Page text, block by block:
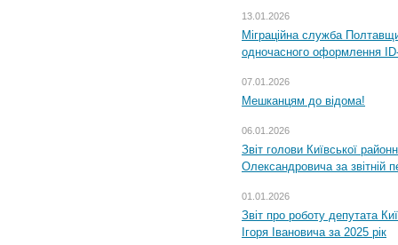
13.01.2026
Міграційна служба
одночасного оформлення
07.01.2026
Мешканцям до відома!
06.01.2026
Звіт голови Київської
Олександровича за звітній
01.01.2026
Звіт про роботу депутата
Ігоря Івановича за 2025 рік